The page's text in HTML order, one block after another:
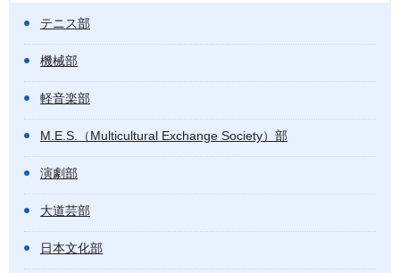
テニス部
機械部
軽音楽部
M.E.S.（Multicultural Exchange Society）部
演劇部
大道芸部
日本文化部